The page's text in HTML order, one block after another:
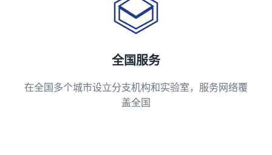
全国服务
在全国多个城市设立分支机构和实验室，服务网络覆
盖全国